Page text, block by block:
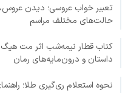
تعبیر خواب عروسی؛ دیدن
حالت‌های مختلف مراسم
کتاب قطار نیمه‌شب اثر مت
داستان و درون‌مایه‌های رمان
نحوه استعلام ری‌گیری طلا؛